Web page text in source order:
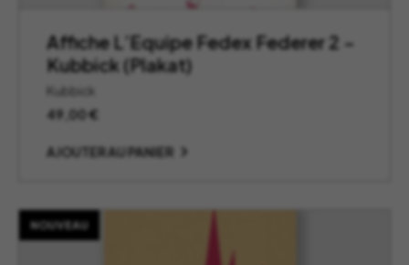
Affiche L’Equipe Fedex Federer 2 –
Kubbick (Plakat)
Kubbick
49,00€
AJOUTER AU PANIER
NOUVEAU